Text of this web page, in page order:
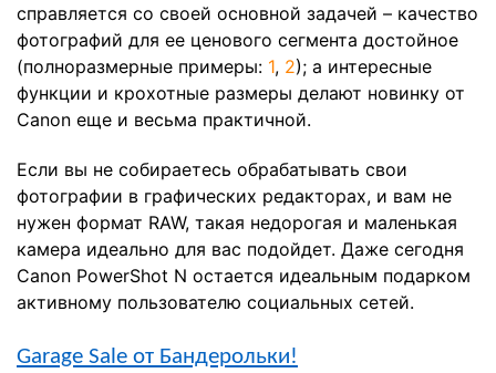
справляется со своей основной задачей – качество
фотографий для ее ценового сегмента достойное
(полноразмерные примеры: 1, 2); а интересные
функции и крохотные размеры делают новинку от
Canon еще и весьма практичной.
Если вы не собираетесь обрабатывать свои
фотографии в графических редакторах, и вам не
нужен формат RAW, такая недорогая и маленькая
камера идеально для вас подойдет. Даже сегодня
Canon PowerShot N остается идеальным подарком
активному пользователю социальных сетей.
Garage Sale от Бандерольки!